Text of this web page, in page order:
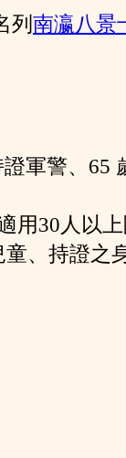
列 南瀛八景
軍警、65
用30人以
、持證之